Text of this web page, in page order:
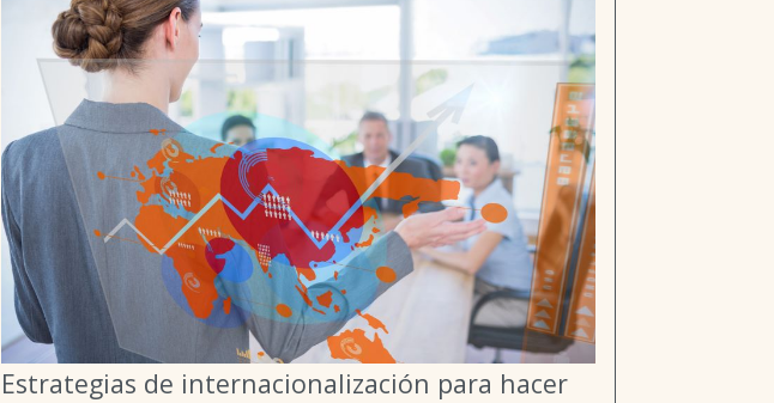
Estrategias de internacionalización para hacer